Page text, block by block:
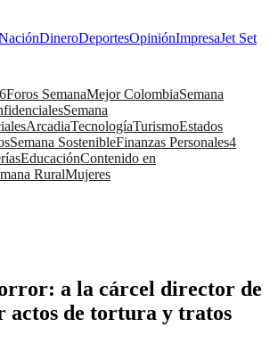
DineroDeportesOpiniónImpresaJet Set
Foros SemanaMejor ColombiaSemana
Semana
ArcadiaTecnologíaTurismoEstados
Semana SostenibleFinanzas Personales4
EducaciónContenido en
RuralMujeres
a la cárcel director de
actos de tortura y tratos